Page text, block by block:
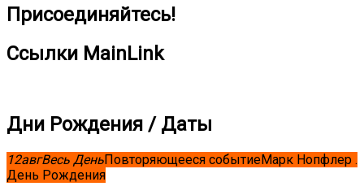
Присоединяйтесь!
Ссылки MainLink
Дни Рождения / Даты
12авгВесь ДеньПовторяющееся событиеМарк Нопфлер .
День Рождения